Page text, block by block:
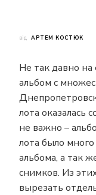
від АРТЕМ КОСТЮК
Не так давно на
альбом с
лота оказалась
не важно –
лота было
альбома, а так
снимков. Из
вырезать